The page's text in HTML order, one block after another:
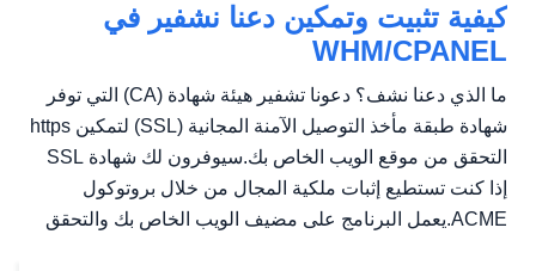
كيفية تثبيت وتمكين دعنا نشفير في
WHM/CPANEL
ما الذي دعنا نشف؟ دعونا تشفير هيئة شهادة (CA) التي توفر
شهادة طبقة مأخذ التوصيل الآمنة المجانية (SSL) لتمكين https
التحقق من موقع الويب الخاص بك.سيوفرون لك شهادة SSL
إذا كنت تستطيع إثبات ملكية المجال من خلال بروتوكول
ACME.يعمل البرنامج على مضيف الويب الخاص بك والتحقق